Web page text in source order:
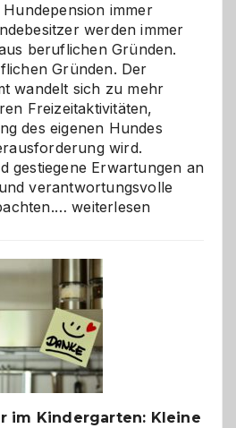
immer
werden immer
beruflichen Gründen.
Gründen. Der
wandelt sich zu mehr
Freizeitaktivitäten,
des eigenen Hundes
wird.
gestiegene Erwartungen an
verantwortungsvolle
Betreuung
wann
ist
eine
Hundepension
die
richtige
weiterlesen
im Kindergarten: Kleine